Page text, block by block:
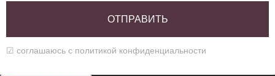
ОТПРАВИТЬ
☑ соглашаюсь c политикой конфиденциальности